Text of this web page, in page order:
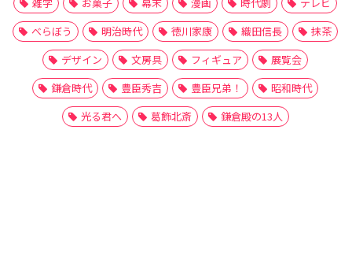
べらぼう
明治時代 徳川家康 織田信長
抹茶
デザイン
文房具 フィギュア
展覧会
鎌倉時代
豊臣秀吉 豊臣兄弟！
昭和時代
光る君へ
葛飾北斎 鎌倉殿の13人